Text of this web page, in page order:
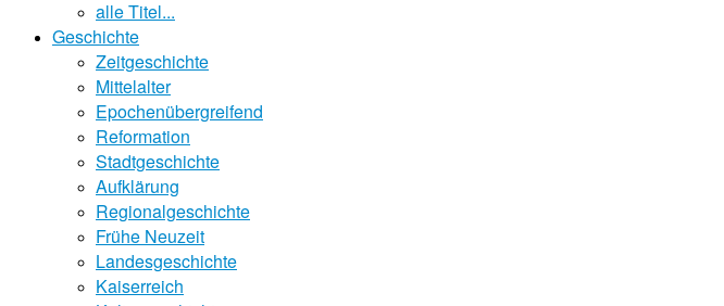
alle Titel...
Geschichte
Zeitgeschichte
Mittelalter
Epochenübergreifend
Reformation
Stadtgeschichte
Aufklärung
Regionalgeschichte
Frühe Neuzeit
Landesgeschichte
Kaiserreich